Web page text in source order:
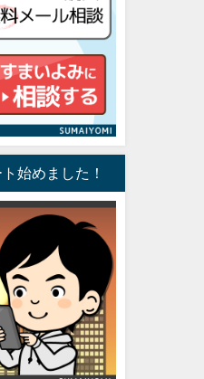
2025年10月2日
始めました！